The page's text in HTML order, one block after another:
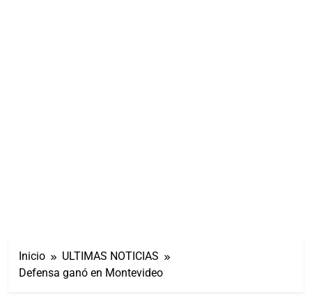
Inicio
ULTIMAS NOTICIAS
Defensa ganó en Montevideo